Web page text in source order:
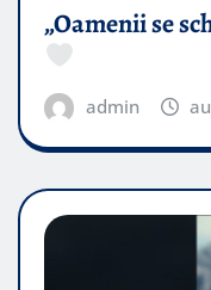
„Oamenii se
admin